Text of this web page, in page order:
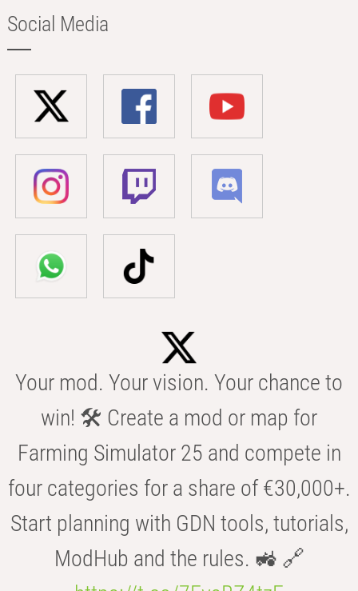
Social Media
Your mod. Your vision. Your chance to
win! 🛠️ Create a mod or map for
Farming Simulator 25 and compete in
four categories for a share of €30,000+.
Start planning with GDN tools, tutorials,
ModHub and the rules. 🚜 🔗